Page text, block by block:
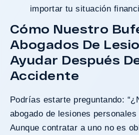
importar tu situación
Cómo Nuestro
Abogados De
Ayudar Después
Accidente
Podrías estarte preguntando:
abogado de lesiones personales
Aunque contratar a uno no es